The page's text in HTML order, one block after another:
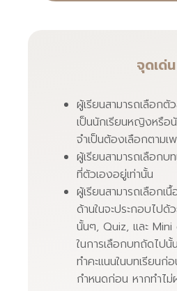
จุดเด่น
ผู้เรียนสามารถเลือกตั
เป็นนักเรียนหญิงหรือ
จำเป็นต้องเลือกตาม
ผู้เรียนสามารถเลือกบ
ที่ตัวเองอยู่เท่านั้น
ผู้เรียนสามารถเลือกเ
ด้านในจะประกอบไปด้
นั้นๆ, Quiz, และ
ในการเลือกบทถัดไปนั้
ทำคะแนนในบทเรียนก่
กำหนดก่อน หากทำไ